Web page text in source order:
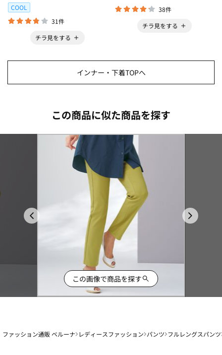
COOL
31件
チラ見をする
38件
チラ見をする
インナー・下着TOPへ
この商品に似た商品を探す
この画像で商品を探す
ファッション通販 ベルーナ レディースファッション パンツ フルレングスパンツ